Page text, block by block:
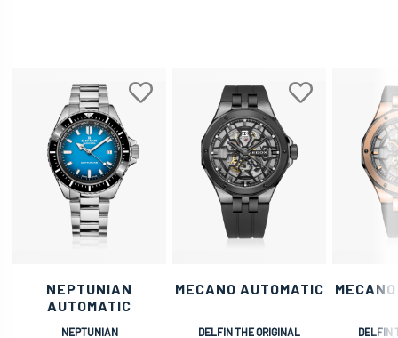
NEPTUNIAN
AUTOMATIC
NEPTUNIAN
MECANO AUTOMATIC
DELFIN THE ORIGINAL DELFIN